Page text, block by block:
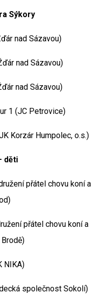
Sýkory
nad Sázavou)
nad Sázavou)
nad Sázavou)
1 (JC Petrovice)
Korzár Humpolec, o.s.)
děti
přátel chovu koní a
přátel chovu koní a
NIKA)
společnost Sokolí)